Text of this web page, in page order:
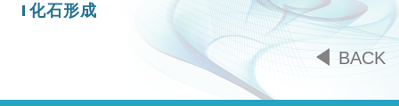
化石形成
BACK